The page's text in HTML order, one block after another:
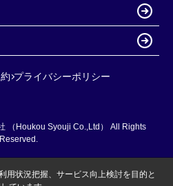
プライバシーポリシー
（Houkou Syouji Co.,Ltd） All Rights
Reserved.
用状況把握、サービス向上検討を目的と